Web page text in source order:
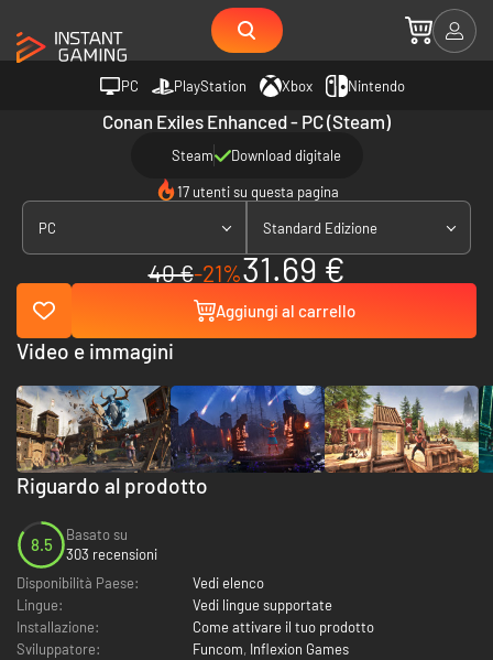
PC PlayStation Xbox Nintendo
Conan Exiles Enhanced - PC (Steam)
Steam Download digitale
17 utenti su questa pagina
PC Standard Edizione
40 €-21%31.69 €
Aggiungi al carrello
Riguardo al prodotto
8.5
Basato su
303 recensioni
Disponibilità Paese:
Vedi elenco
Lingue:
Vedi lingue supportate
Installazione:
Come attivare il tuo prodotto
Sviluppatore:
Funcom, Inflexion Games
Video e immagini